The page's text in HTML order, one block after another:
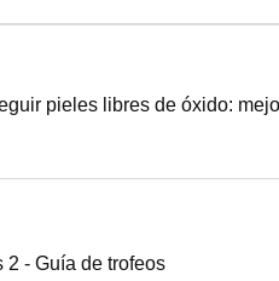
pieles libres de óxido:
2 - Guía de trofeos